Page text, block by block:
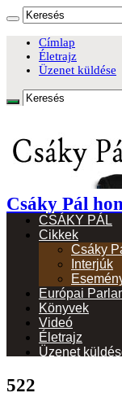
Címlap
Életrajz
Üzenet küldése
Csáky Pál
CSÁKY PÁL
Cikkek
Csáky
Interjúk
Európai
Könyvek
Videó
Életrajz
Üzenet
522